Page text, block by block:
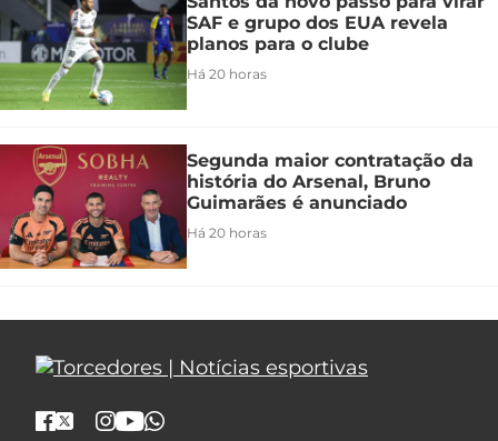
SAF e grupo dos EUA revela
planos para o clube
Há 20 horas
Segunda maior contratação da
história do Arsenal, Bruno
Guimarães é anunciado
Há 20 horas